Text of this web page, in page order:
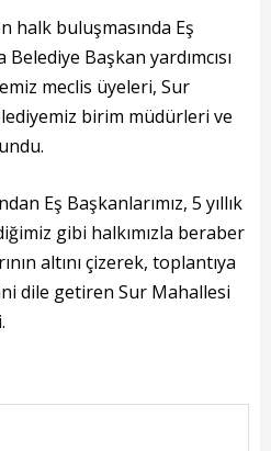
halk buluşmasında Eş
Belediye Başkan yardımcısı
meclis üyeleri, Sur
birim müdürleri ve
Eş Başkanlarımız, 5 yıllık
gibi halkımızla beraber
altını çizerek, toplantıya
dile getiren Sur Mahallesi